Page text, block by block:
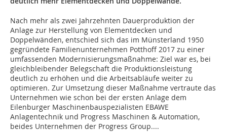
Nach mehr als zwei Jahrzehnten Dauerproduktion der
Anlage zur Herstellung von Elementdecken und
Doppelwänden, entschied sich das im Münsterland 1950
gegründete Familienunternehmen Potthoff 2017 zu einer
umfassenden Modernisierungsmaßnahme: Ziel war es, bei
gleichbleibender Belegschaft die Produktionsleistung
deutlich zu erhöhen und die Arbeitsabläufe weiter zu
optimieren. Zur Umsetzung dieser Maßnahme vertraute das
Unternehmen wie schon bei der ersten Anlage dem
Eilenburger Maschinenbauspezialisten EBAWE
Anlagentechnik und Progress Maschinen & Automation,
beides Unternehmen der Progress Group....